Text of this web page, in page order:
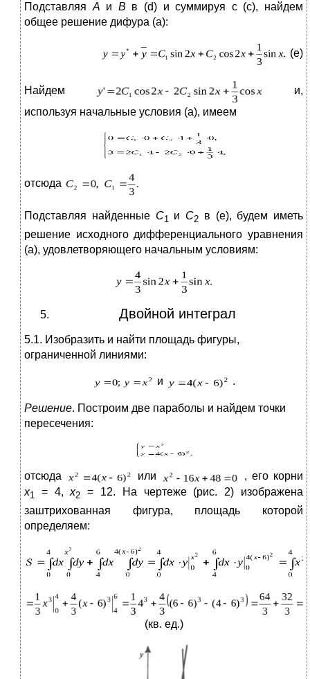
Подставляя А и В в (d) и суммируя с (с), найдем
общее решение дифура (а):
(е)
Найдем
и,
используя начальные условия (а), имеем
отсюда
Подставляя найденные С1 и С2 в (е), будем иметь
решение исходного дифференциального уравнения
(а), удовлетворяющего начальным условиям:
Двойной интеграл
5.1. Изобразить и найти площадь фигуры,
ограниченной линиями:
и .
Решение. Построим две параболы и найдем точки
пересечения:
отсюда или
, его корни
x1 = 4,x2 = 12. На чертеже (рис. 2) изображена
заштрихованная фигура, площадь которой
определяем:
(кв. ед.)